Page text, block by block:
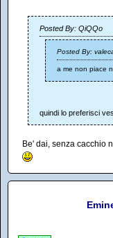
Posted By: QiQQo
Posted By:
a me non piace
quindi lo preferisci
Be' dai, senza cacchio